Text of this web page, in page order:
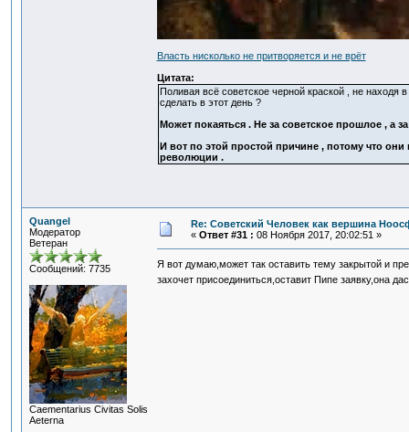
Власть нисколько не притворяется и не врёт
Цитата:
Поливая всё советское черной краской , не находя
сделать в этот день ?
Может покаяться . Не за советское прошлое , а
И вот по этой простой причине , потому что они
революции .
Quangel
Модератор
Ветеран
Сообщений: 7735
Сaementarius Civitas Solis
Aeterna
Re: Советский Человек как вершина
« Ответ #31 : 08 Ноября 2017, 20:02:51 »
Я вот думаю,может так оставить тему закрытой и
захочет присоединиться,оставит Пипе заявку,она